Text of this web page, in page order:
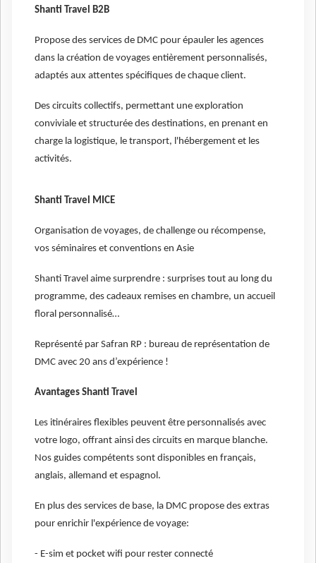
Shanti Travel B2B
Propose des services de DMC pour épauler les agences
dans la création de voyages entièrement personnalisés,
adaptés aux attentes spécifiques de chaque client.
Des circuits collectifs, permettant une exploration
conviviale et structurée des destinations, en prenant en
charge la logistique, le transport, l'hébergement et les
activités.
Shanti Travel MICE
Organisation de voyages, de challenge ou récompense,
vos séminaires et conventions en Asie
Shanti Travel aime surprendre : surprises tout au long du
programme, des cadeaux remises en chambre, un accueil
floral personnalisé…
Représenté par Safran RP : bureau de représentation de
DMC avec 20 ans d’expérience !
Avantages Shanti Travel
Les itinéraires flexibles peuvent être personnalisés avec
votre logo, offrant ainsi des circuits en marque blanche.
Nos guides compétents sont disponibles en français,
anglais, allemand et espagnol.
En plus des services de base, la DMC propose des extras
pour enrichir l'expérience de voyage:
- E-sim et pocket wifi pour rester connecté